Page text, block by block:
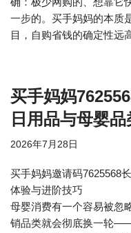
一步的。买手妈妈的本质
目，自购省钱的确定性远
买手妈妈
日用品与母婴
2026年7月28日
买手妈妈邀请码7625568
体验与进阶技巧
母婴消费有一个容易被忽
销品类就会彻底换一轮